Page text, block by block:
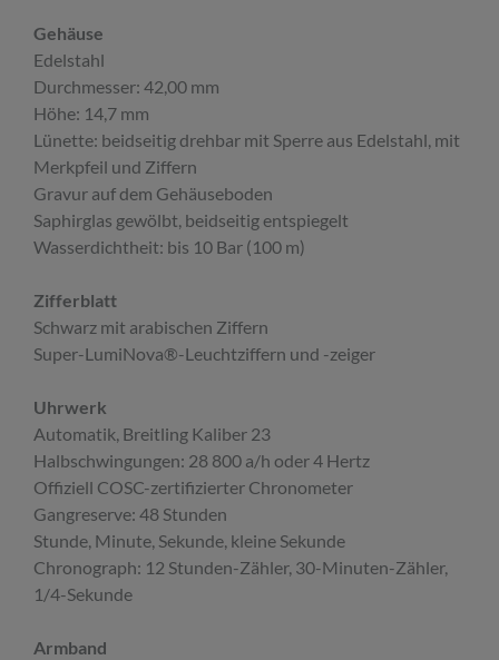
Gehäuse
Edelstahl
Durchmesser: 42,00 mm
Höhe: 14,7 mm
Lünette: beidseitig drehbar mit Sperre aus Edelstahl, mit
Merkpfeil und Ziffern
Gravur auf dem Gehäuseboden
Saphirglas gewölbt, beidseitig entspiegelt
Wasserdichtheit: bis 10 Bar (100 m)
Zifferblatt
Schwarz mit arabischen Ziffern
Super-LumiNova®-Leuchtziffern und -zeiger
Uhrwerk
Automatik, Breitling Kaliber 23
Halbschwingungen: 28 800 a/h oder 4 Hertz
Offiziell COSC-zertifizierter Chronometer
Gangreserve: 48 Stunden
Stunde, Minute, Sekunde, kleine Sekunde
Chronograph: 12 Stunden-Zähler, 30-Minuten-Zähler,
1/4-Sekunde
Armband